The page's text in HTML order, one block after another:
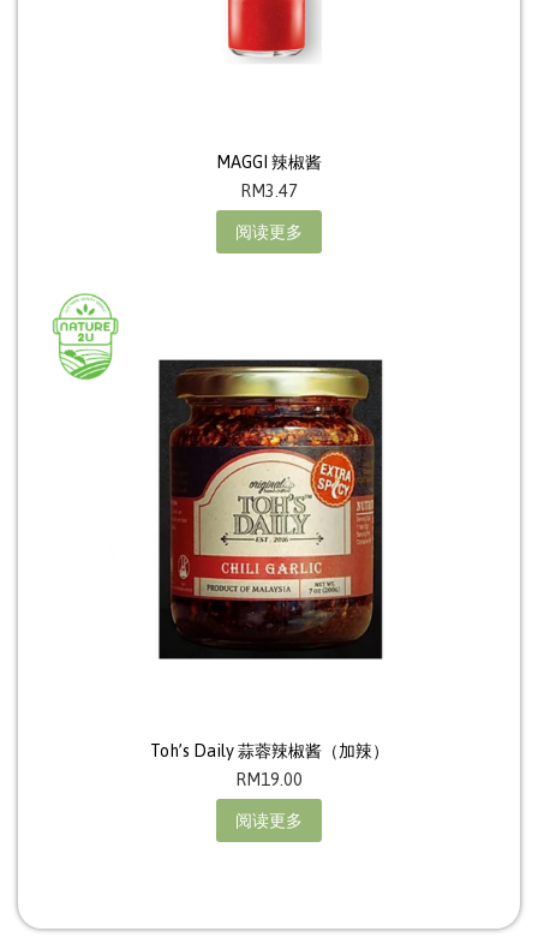
MAGGI 辣椒酱
RM3.47
阅读更多
Toh’s Daily 蒜蓉辣椒酱（加辣）
RM19.00
阅读更多